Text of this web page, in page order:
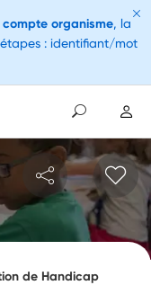
de Handicap
compte organisme, la
: identifiant/mot